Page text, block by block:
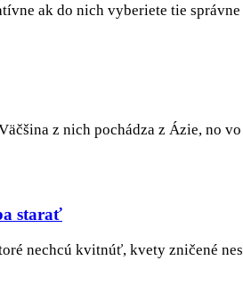
ak do nich vyberiete tie
z nich pochádza z Ázie,
starať
nechcú kvitnúť, kvety zničené